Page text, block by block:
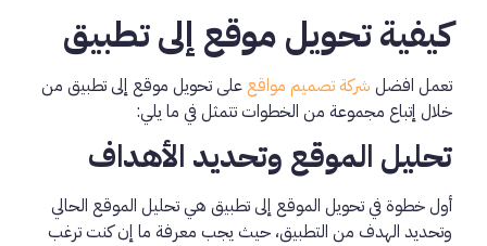
كيفية تحويل موقع إلى تطبيق
تعمل افضل شركة تصميم مواقع على تحويل موقع إلى تطبيق من
خلال إتباع مجموعة من الخطوات تتمثل في ما يلي:
تحليل الموقع وتحديد الأهداف
أول خطوة في تحويل الموقع إلى تطبيق هي تحليل الموقع الحالي
وتحديد الهدف من التطبيق، حيث يجب معرفة ما إن كنت ترغب